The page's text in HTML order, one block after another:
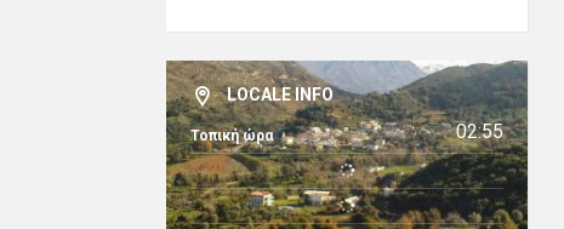
LOCALE INFO
Τοπική ώρα 02:55